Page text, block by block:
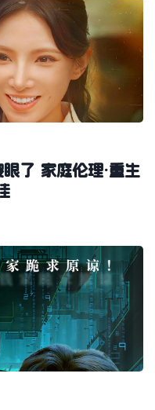
了 家庭伦理·重生